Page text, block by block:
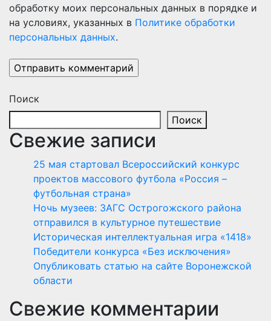
обработку моих персональных данных в порядке и
на условиях, указанных в Политике обработки
персональных данных.
Поиск
Поиск
Свежие записи
25 мая стартовал Всероссийский конкурс
проектов массового футбола «Россия –
футбольная страна»
Ночь музеев: ЗАГС Острогожского района
отправился в культурное путешествие
Историческая интеллектуальная игра «1418»
Победители конкурса «Без исключения»
Опубликовать статью на сайте Воронежской
области
Свежие комментарии